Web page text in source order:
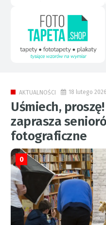
AKTUALNOŚCI 18 lutego 2026
Uśmiech,
zaprasza
fotograficzne
0